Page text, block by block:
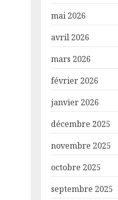
mai 2026
avril 2026
mars 2026
février 2026
janvier 2026
décembre 2025
novembre 2025
octobre 2025
septembre 2025